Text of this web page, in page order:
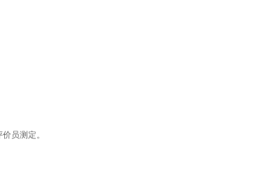
员测定。